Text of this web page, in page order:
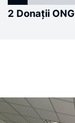
2 Donații ONG